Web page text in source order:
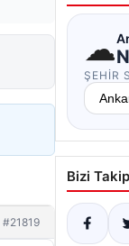
#21819
☁
ŞEHIR
Bizi